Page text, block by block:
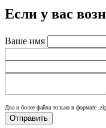
Если у вас
Ваше имя
Два и более файла только в формате